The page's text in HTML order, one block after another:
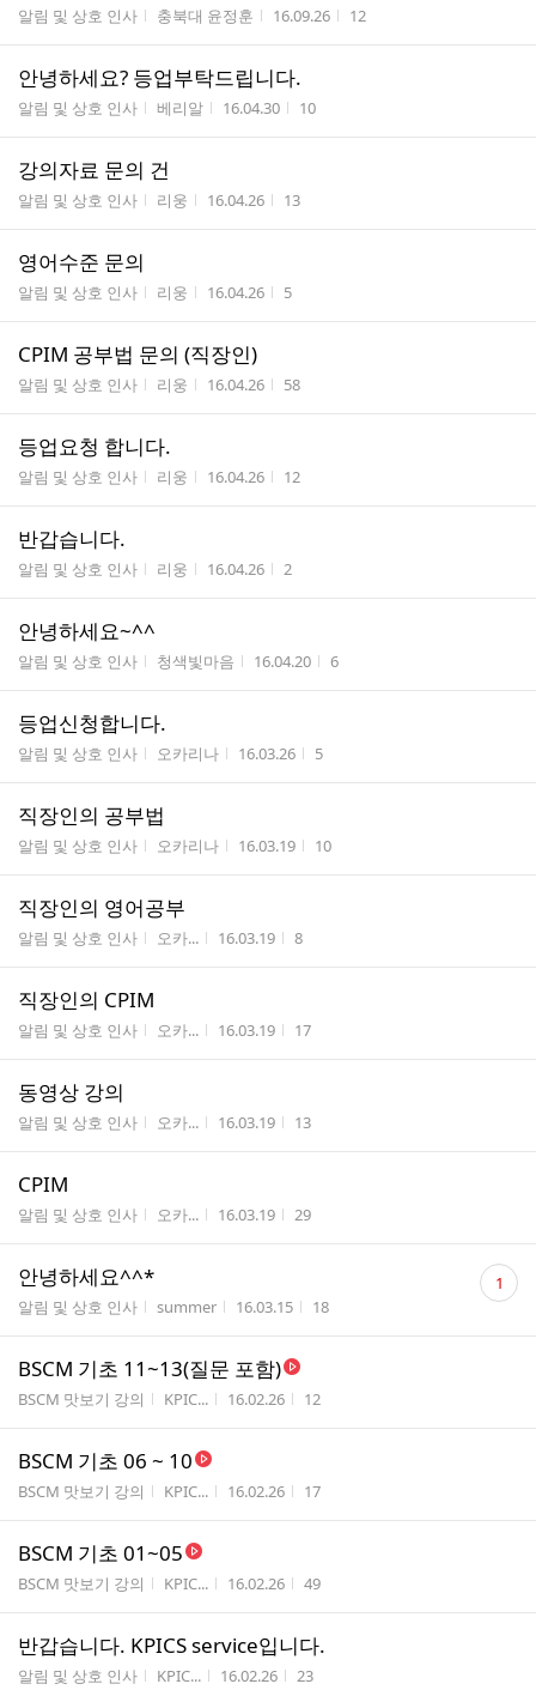
게시판명
알림 및 상호 인사 작성자
충북대 윤정훈 작성시간
16.09.26 조회수
12
안녕하세요? 등업부탁드립니다.
게시판명
알림 및 상호 인사 작성자
베리알 작성시간
16.04.30 조회수
10
강의자료 문의 건
게시판명
알림 및 상호 인사 작성자
리웅 작성시간
16.04.26 조회수
13
영어수준 문의
게시판명
알림 및 상호 인사 작성자
리웅 작성시간
16.04.26 조회수
5
CPIM 공부법 문의 (직장인)
게시판명
알림 및 상호 인사 작성자
리웅 작성시간
16.04.26 조회수
58
등업요청 합니다.
게시판명
알림 및 상호 인사 작성자
리웅 작성시간
16.04.26 조회수
12
반갑습니다.
게시판명
알림 및 상호 인사 작성자
리웅 작성시간
16.04.26 조회수
2
안녕하세요~^^
게시판명
알림 및 상호 인사 작성자
청색빛마음 작성시간
16.04.20 조회수
6
등업신청합니다.
게시판명
알림 및 상호 인사 작성자
오카리나 작성시간
16.03.26 조회수
5
직장인의 공부법
게시판명
알림 및 상호 인사 작성자
오카리나 작성시간
16.03.19 조회수
10
직장인의 영어공부
게시판명
알림 및 상호 인사 작성자
오카... 작성시간
16.03.19 조회수
8
직장인의 CPIM
게시판명
알림 및 상호 인사 작성자
오카... 작성시간
16.03.19 조회수
17
동영상 강의
게시판명
알림 및 상호 인사 작성자
오카... 작성시간
16.03.19 조회수
13
CPIM
게시판명
알림 및 상호 인사 작성자
오카... 작성시간
16.03.19 조회수
29
안녕하세요^^*
게시판명
알림 및 상호 인사 작성자
summer 작성시간
16.03.15 조회수
18
댓
글 1
BSCM 기초 11~13(질문 포함)
게시판명
BSCM 맛보기 강의 작성자
KPIC... 작성시간
16.02.26 조회수
12
BSCM 기초 06 ~ 10
게시판명
BSCM 맛보기 강의 작성자
KPIC... 작성시간
16.02.26 조회수
17
BSCM 기초 01~05
게시판명
BSCM 맛보기 강의 작성자
KPIC... 작성시간
16.02.26 조회수
49
반갑습니다. KPICS service입니다.
게시판명
알림 및 상호 인사 작성자
KPIC... 작성시간
16.02.26 조회수
23